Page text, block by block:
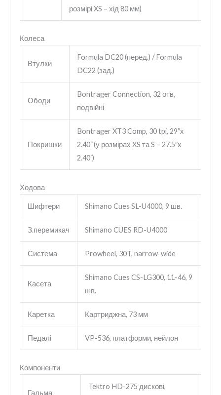
розмірі XS – хід 80 мм)
Колеса
Втулки
Formula DC20 (перед.) / Formula
DC22 (зад.)
Ободи
Bontrager Connection, 32 отв,
подвійні
Покришки
Bontrager XT3 Comp, 30 tpi, 29″x
2.40˝ (у розмірах XS та S – 27.5″x
2.40˝)
Ходова
Шифтери Shimano Cues SL-U4000, 9 шв.
З.перемикач Shimano CUES RD-U4000
Система Prowheel, 30T, narrow-wide
Касета
Shimano Cues CS-LG300, 11-46, 9
шв.
Каретка Картриджна, 73 мм
Педалі VP-536, платформи, нейлон
Компоненти
Гальма
Tektro HD-275 дискові,